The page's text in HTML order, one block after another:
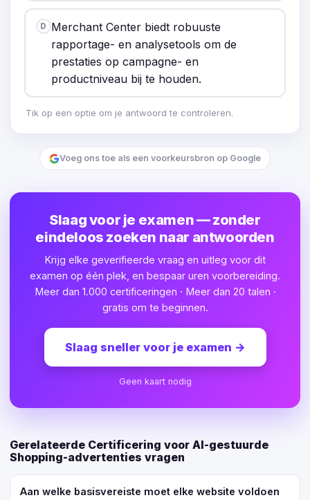
D Merchant Center biedt robuuste
rapportage- en analysetools om de
prestaties op campagne- en
productniveau bij te houden.
Tik op een optie om je antwoord te controleren.
Voeg ons toe als een voorkeursbron op Google
Slaag voor je examen — zonder
eindeloos zoeken naar antwoorden
Krijg elke geverifieerde vraag en uitleg voor dit
examen op één plek, en bespaar uren voorbereiding.
Meer dan 1.000 certificeringen · Meer dan 20 talen ·
gratis om te beginnen.
Slaag sneller voor je examen →
Geen kaart nodig
Gerelateerde Certificering voor AI-gestuurde
Shopping-advertenties vragen
Aan welke basisvereiste moet elke website voldoen